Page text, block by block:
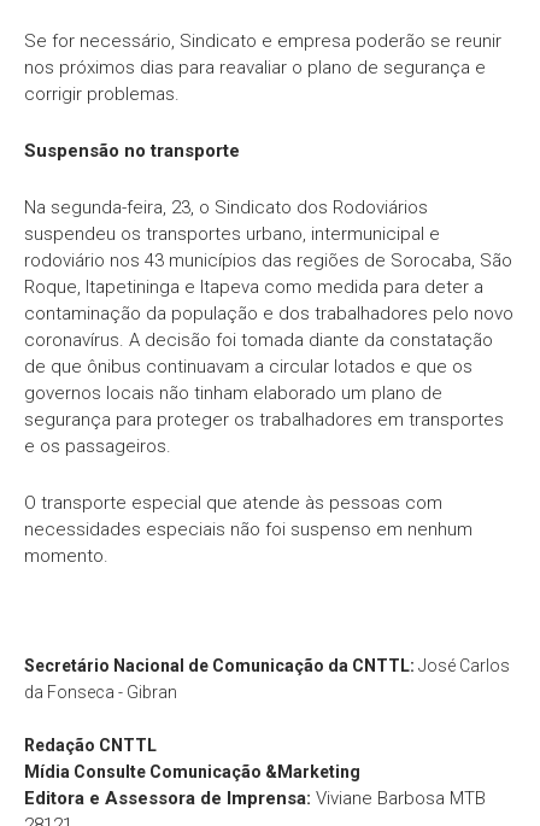
Se for necessário, Sindicato e empresa poderão se reunir
nos próximos dias para reavaliar o plano de segurança e
corrigir problemas.
Suspensão no transporte
Na segunda-feira, 23, o Sindicato dos Rodoviários
suspendeu os transportes urbano, intermunicipal e
rodoviário nos 43 municípios das regiões de Sorocaba, São
Roque, Itapetininga e Itapeva como medida para deter a
contaminação da população e dos trabalhadores pelo novo
coronavírus. A decisão foi tomada diante da constatação
de que ônibus continuavam a circular lotados e que os
governos locais não tinham elaborado um plano de
segurança para proteger os trabalhadores em transportes
e os passageiros.
O transporte especial que atende às pessoas com
necessidades especiais não foi suspenso em nenhum
momento.
Secretário Nacional de Comunicação da CNTTL: José Carlos
da Fonseca - Gibran
Redação CNTTL
Mídia Consulte Comunicação &Marketing
Editora e Assessora de Imprensa: Viviane Barbosa MTB